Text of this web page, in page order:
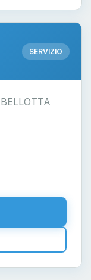
SERVIZIO